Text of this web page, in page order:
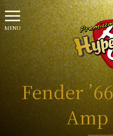
Fender
Amp
MENU